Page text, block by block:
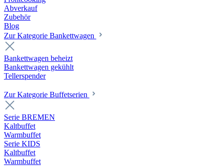
Abverkauf
Zubehör
Blog
Zur Kategorie Bankettwagen
Bankettwagen beheizt
Bankettwagen gekühlt
Tellerspender
Zur Kategorie Buffetserien
Serie BREMEN
Kaltbuffet
Warmbuffet
Serie KIDS
Kaltbuffet
Warmbuffet